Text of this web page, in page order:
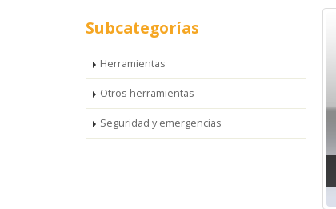
Subcategorías
Herramientas
Otros herramientas
Seguridad y emergencias